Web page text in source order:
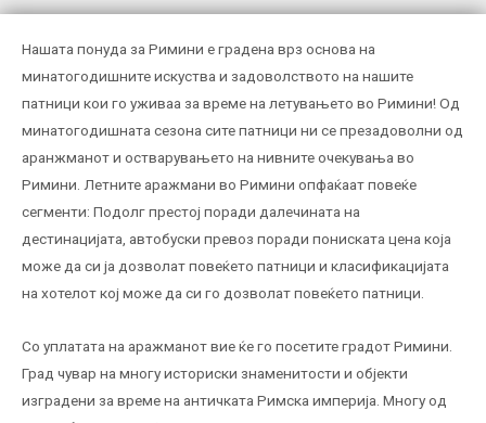
Нашата понуда за Римини е градена врз основа на
минатогодишните искуства и задоволството на нашите
патници кои го уживаа за време на летувањето во Римини! Од
минатогодишната сезона сите патници ни се презадоволни од
аранжманот и остварувањето на нивните очекувања во
Римини. Летните аражмани во Римини опфаќаат повеќе
сегменти: Подолг престој поради далечината на
дестинацијата, автобуски превоз поради пониската цена која
може да си ја дозволат повеќето патници и класификацијата
на хотелот кој може да си го дозволат повеќето патници.
Со уплатата на аражманот вие ќе го посетите градот Римини.
Град чувар на многу историски знаменитости и објекти
изградени за време на античката Римска империја. Многу од